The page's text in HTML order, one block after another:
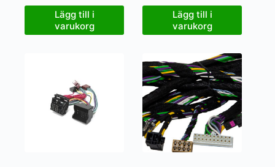
Lägg till i
varukorg
Lägg till i
varukorg